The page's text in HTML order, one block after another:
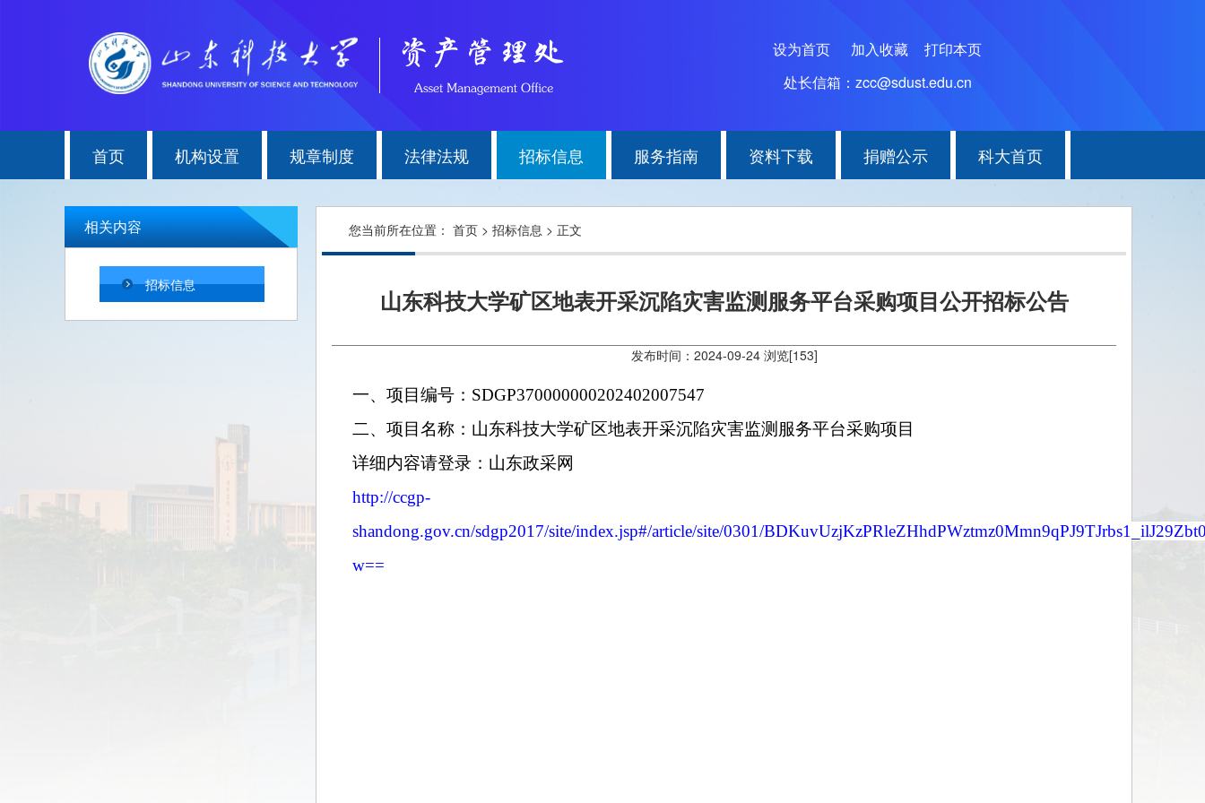
设为首页 加入收藏
打印本页
处长信箱：zcc@sdust.edu.cn
首页 机构设置 规章制度 法律法规 招标信息 服务指南 资料下载 捐赠公示 科大首页
相关内容
招标信息
您当前所在位置： 首页 > 招标信息 > 正文
山东科技大学矿区地表开采沉陷灾害监测服务平台采购项目公开招标公告
发布时间：2024-09-24 浏览[153]
一、 项目编号： SDGP370000000202402007547
二、 项目名称：山东科技大学矿区地表开采沉陷灾害监测服务平台采购项目
详细内容请登录：山东政采网
http://ccgp-
shandong.gov.cn/sdgp2017/site/index.jsp#/article/site/0301/
w==